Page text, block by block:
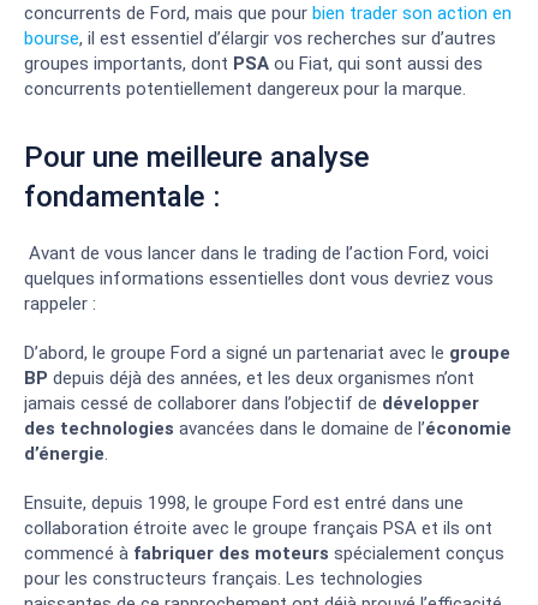
concurrents de Ford, mais que pour bien trader son action en
bourse, il est essentiel d’élargir vos recherches sur d’autres
groupes importants, dont PSA ou Fiat, qui sont aussi des
concurrents potentiellement dangereux pour la marque.
Pour une meilleure analyse
fondamentale :
Avant de vous lancer dans le trading de l’action Ford, voici
quelques informations essentielles dont vous devriez vous
rappeler :
D’abord, le groupe Ford a signé un partenariat avec le groupe
BP depuis déjà des années, et les deux organismes n’ont
jamais cessé de collaborer dans l’objectif de développer
des technologies avancées dans le domaine de l’économie
d’énergie
Ensuite, depuis 1998, le groupe Ford est entré dans une
collaboration étroite avec le groupe français PSA et ils ont
commencé à fabriquer des moteurs spécialement conçus
pour les constructeurs français. Les technologies